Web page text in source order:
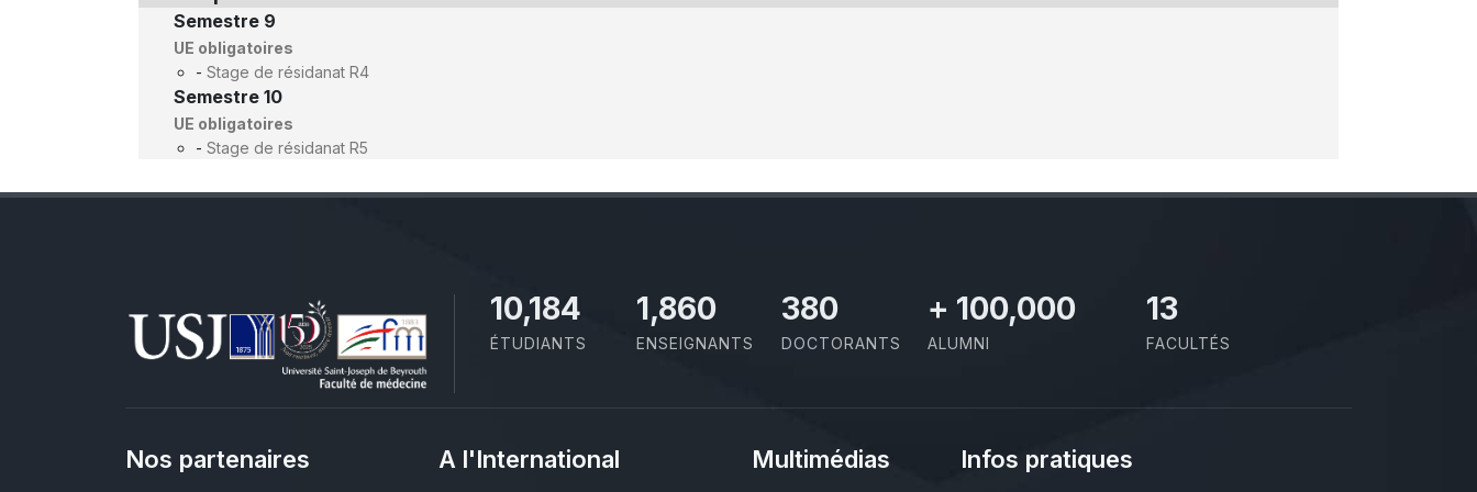
Semestre 9
UE obligatoires
- Stage de résidanat R4
Semestre 10
UE obligatoires
- Stage de résidanat R5
11,727
ÉTUDIANTS
2,142
ENSEIGNANTS
437
DOCTORANTS
+ 100,000
ALUMNI
13
FACULTÉS
Nos partenaires A l'International Multimédias Infos pratiques